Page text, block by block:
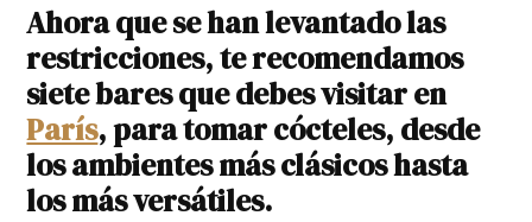
Ahora que se han levantado las
restricciones, te recomendamos
siete bares que debes visitar en
París, para tomar cócteles, desde
los ambientes más clásicos hasta
los más versátiles.